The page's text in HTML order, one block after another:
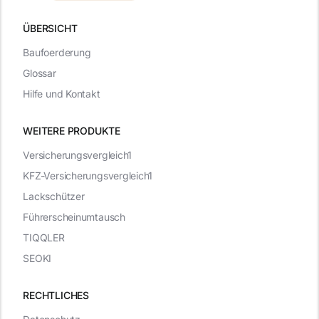
ÜBERSICHT
WEITERE PRODUKTE
Versicherungsvergleich1
KFZ-Versicherungsvergleich1
Lackschützer
Führerscheinumtausch
TIQQLER
SEOKI
RECHTLICHES
Baufoerderung
Glossar
Hilfe und Kontakt